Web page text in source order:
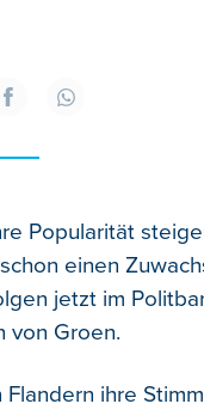
Popularität
einen
jetzt im
von Groen.
ihre